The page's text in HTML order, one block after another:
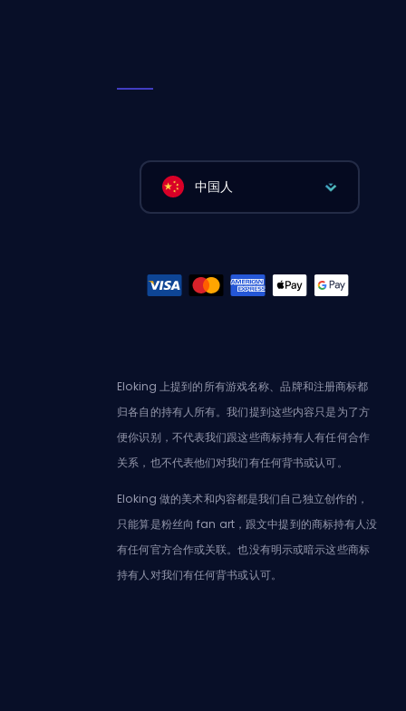
中国人
Eloking 上提到的所有游戏名称、品牌和注册商标都
归各自的持有人所有。我们提到这些内容只是为了方
便你识别，不代表我们跟这些商标持有人有任何合作
关系，也不代表他们对我们有任何背书或认可。
Eloking 做的美术和内容都是我们自己独立创作的，
只能算是粉丝向 fan art，跟文中提到的商标持有人没
有任何官方合作或关联。也没有明示或暗示这些商标
持有人对我们有任何背书或认可。